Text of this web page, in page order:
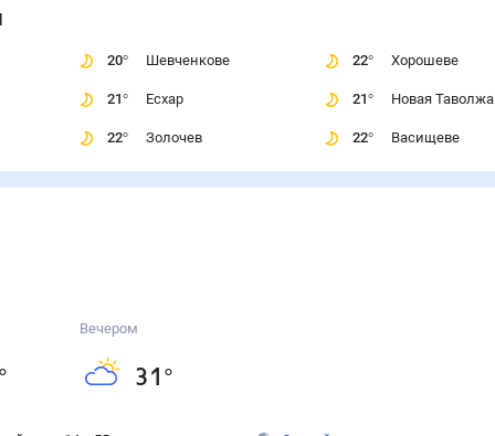
20° Шевченкове
21° Есхар
22° Золочев
22° Хорошеве
21° Новая
22° Васищеве
Вечером
31 °